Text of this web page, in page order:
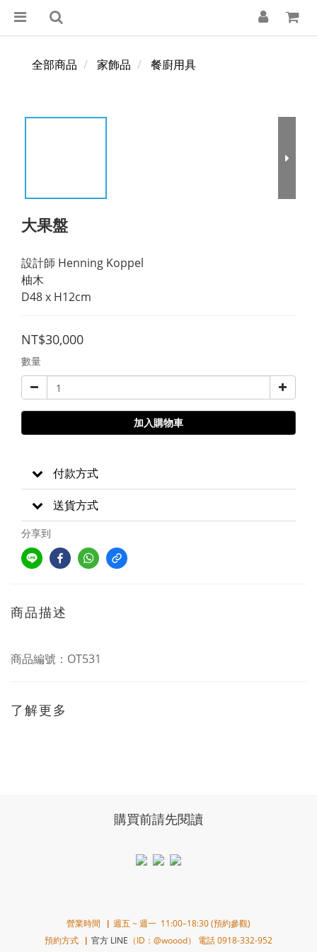
全部商品 家飾品 餐廚用具
大果盤
設計師 Henning Koppel
柚木
D48 x H12cm
NT$30,000
數量
加入購物車
付款方式
送貨方式
分享到
商品描述
商品編號：OT531
了解更多
購買前請先閱讀
營業時間▕ 週五 ~ 週一 11:00–18:30 (預約參觀)
預約方式▕ 官方 LINE （ID：@woood） 電話 0918-332-952